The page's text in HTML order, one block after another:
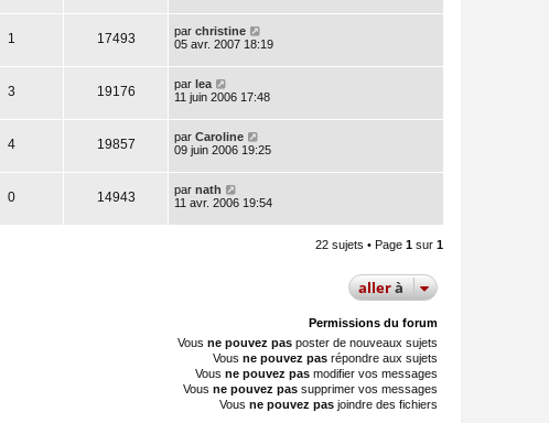
1 17493 par christine
05 avr. 2007 18:19
3 19176 par lea
11 juin 2006 17:48
4 19857 par Caroline
09 juin 2006 19:25
0 14943 par nath
11 avr. 2006 19:54
22 sujets • Page 1 sur 1
allerà
Permissions du forum
Vous ne pouvez pas poster de nouveaux sujets
Vous ne pouvez pas répondre aux sujets
Vous ne pouvez pas modifier vos messages
Vous ne pouvez pas supprimer vos messages
Vous ne pouvez pas joindre des fichiers